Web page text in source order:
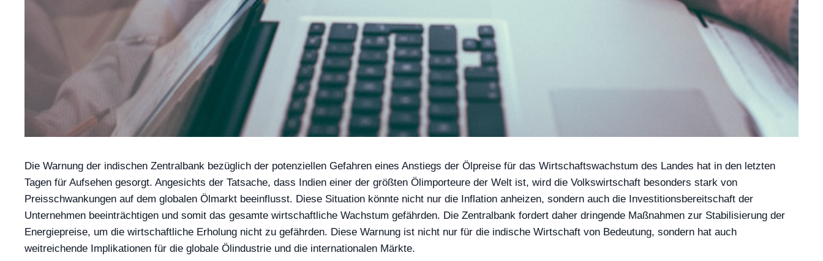
Die Warnung der indischen Zentralbank bezüglich der potenziellen Gefahren eines Anstiegs der Ölpreise für das Wirtschaftswachstum des Landes hat in den letzten
Tagen für Aufsehen gesorgt. Angesichts der Tatsache, dass Indien einer der größten Ölimporteure der Welt ist, wird die Volkswirtschaft besonders stark von
Preisschwankungen auf dem globalen Ölmarkt beeinflusst. Diese Situation könnte nicht nur die Inflation anheizen, sondern auch die Investitionsbereitschaft der
Unternehmen beeinträchtigen und somit das gesamte wirtschaftliche Wachstum gefährden. Die Zentralbank fordert daher dringende Maßnahmen zur Stabilisierung der
Energiepreise, um die wirtschaftliche Erholung nicht zu gefährden. Diese Warnung ist nicht nur für die indische Wirtschaft von Bedeutung, sondern hat auch
weitreichende Implikationen für die globale Ölindustrie und die internationalen Märkte.